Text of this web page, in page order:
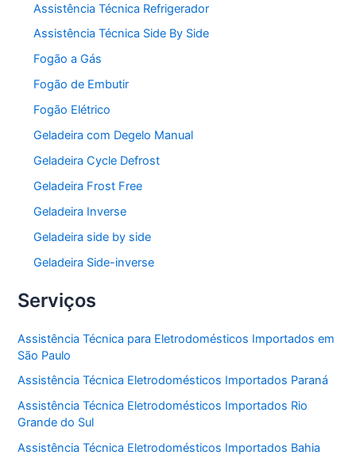
Assistência Técnica Refrigerador
Assistência Técnica Side By Side
Fogão a Gás
Fogão de Embutir
Fogão Elétrico
Geladeira com Degelo Manual
Geladeira Cycle Defrost
Geladeira Frost Free
Geladeira Inverse
Geladeira side by side
Geladeira Side-inverse
Serviços
Assistência Técnica para Eletrodomésticos Importados em
São Paulo
Assistência Técnica Eletrodomésticos Importados Paraná
Assistência Técnica Eletrodomésticos Importados Rio
Grande do Sul
Assistência Técnica Eletrodomésticos Importados Bahia